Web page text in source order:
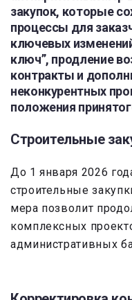
закупок, которые
процессы для
ключевых
ключ”, продление
контракты и
неконкурентных
положения
Строительные
До 1 января 2026
строительные
мера позволит
комплексных
административных